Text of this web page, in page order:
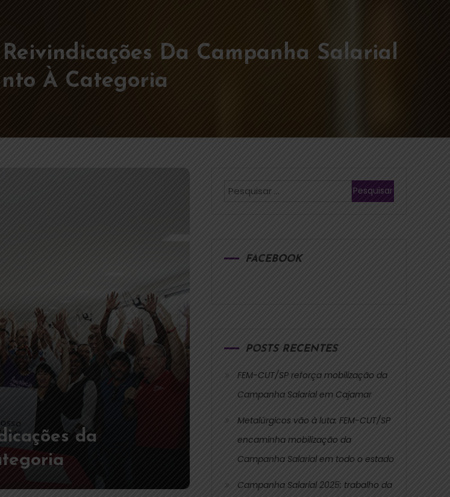
Da Campanha Salarial
À Categoria
da
FACEBOOK
POSTS RECENTES
FEM-CUT/SP reforça mobilização da
Campanha Salarial em Cajamar
Metalúrgicos vão à luta: FEM-CUT/SP
encaminha mobilização da
Campanha Salarial em todo o estado
Campanha Salarial 2025: trabalho da